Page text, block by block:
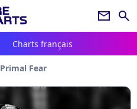
newsletter search
Charts français
Primal Fear